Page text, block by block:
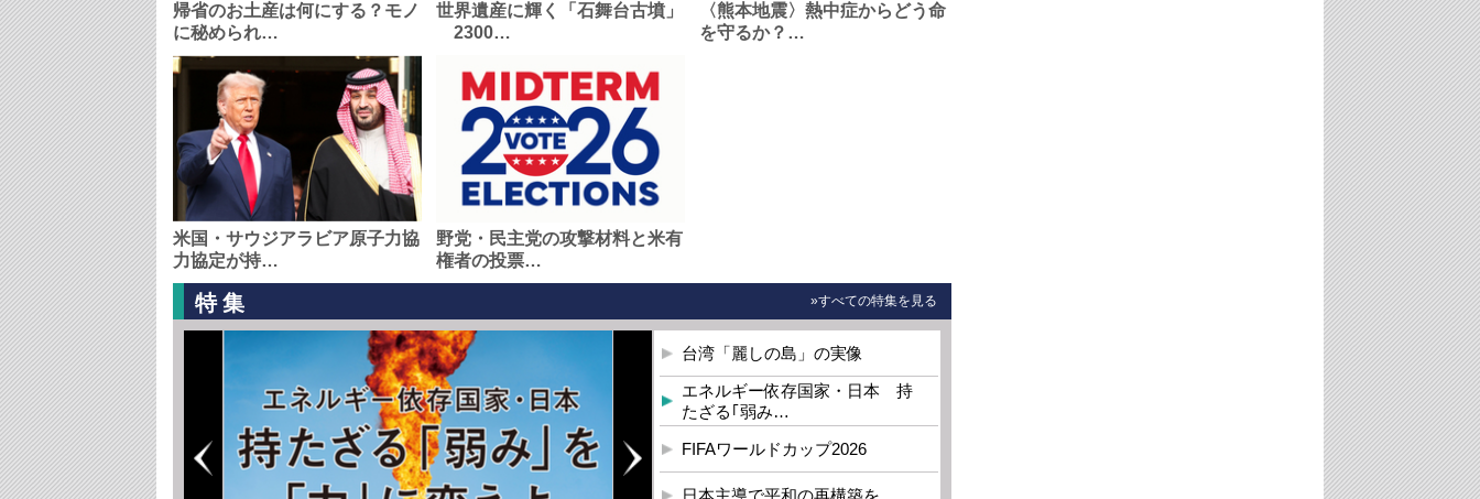
帰省のお土産は何にする？モノ
に秘められ…
世界遺産に輝く「石舞台古墳」
2300…
〈熊本地震〉熱中症からどう命
を守るか？…
米国・サウジアラビア原子力協
力協定が持…
野党・民主党の攻撃材料と米有
権者の投票…
特集 »すべての特集を見る
台湾「麗しの島」の実像
エネルギー依存国家・日本 持
たざる｢弱み…
FIFAワールドカップ2026
日本主導で平和の再構築を